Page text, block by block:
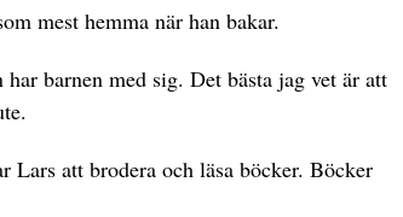
mest hemma när han bakar.
barnen med sig. Det bästa jag vet är att
att brodera och läsa böcker. Böcker